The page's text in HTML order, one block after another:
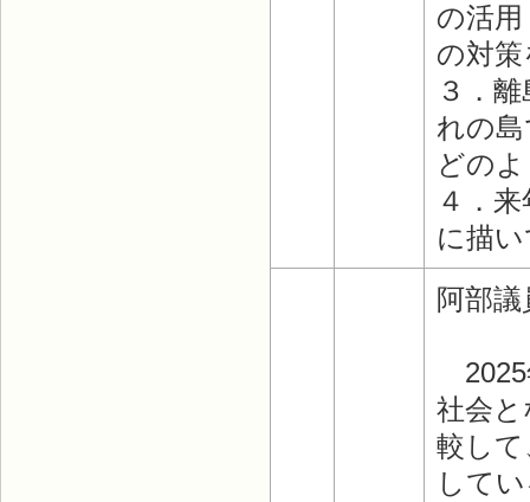
の活
の対
３．
れの
どの
４．
に描
阿部
2025
社会
較して
して